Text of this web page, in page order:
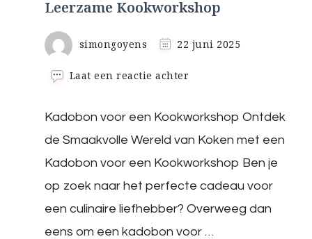
Leerzame Kookworkshop
simongoyens 22 juni 2025
Laat een reactie achter
voor
een
Leerzame
Kookworkshop
Kadobon voor een Kookworkshop Ontdek
de Smaakvolle Wereld van Koken met een
Kadobon voor een Kookworkshop Ben je
op zoek naar het perfecte cadeau voor
een culinaire liefhebber? Overweeg dan
eens om een kadobon voor …